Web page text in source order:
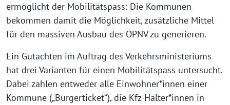
ermöglicht der Mobilitätspass: Die Kommunen
bekommen damit die Möglichkeit, zusätzliche Mittel
für den massiven Ausbau des ÖPNV zu generieren.
Ein Gutachten im Auftrag des Verkehrsministeriums
hat drei Varianten für einen Mobilitätspass untersucht.
Dabei zahlen entweder alle Einwohner*innen einer
Kommune („Bürgerticket“), die Kfz-Halter*innen in